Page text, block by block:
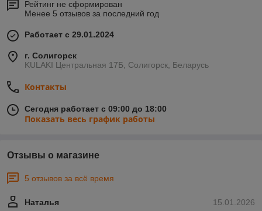
Рейтинг не сформирован
Менее 5 отзывов за последний год
Работает с 29.01.2024
г. Солигорск
KULAKI Центральная 17Б, Солигорск, Беларусь
Контакты
Сегодня работает с 09:00 до 18:00
Показать весь график работы
Отзывы о магазине
5 отзывов за всё время
15.01.2026
Наталья